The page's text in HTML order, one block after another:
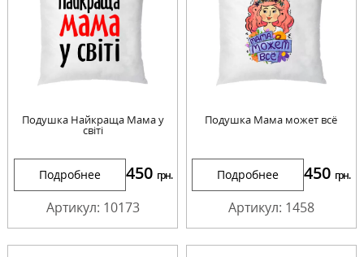
Подушка Найкраща Мама у
світі
Подробнее 450 грн.
Артикул: 10173
Подушка Мама может всё
Подробнее 450 грн.
Артикул: 1458